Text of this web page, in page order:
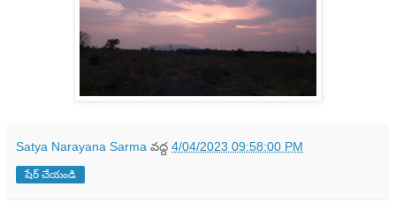
Satya Narayana Sarma వద్ద 4/04/2023 09:58:00 PM
షేర్ చేయండి